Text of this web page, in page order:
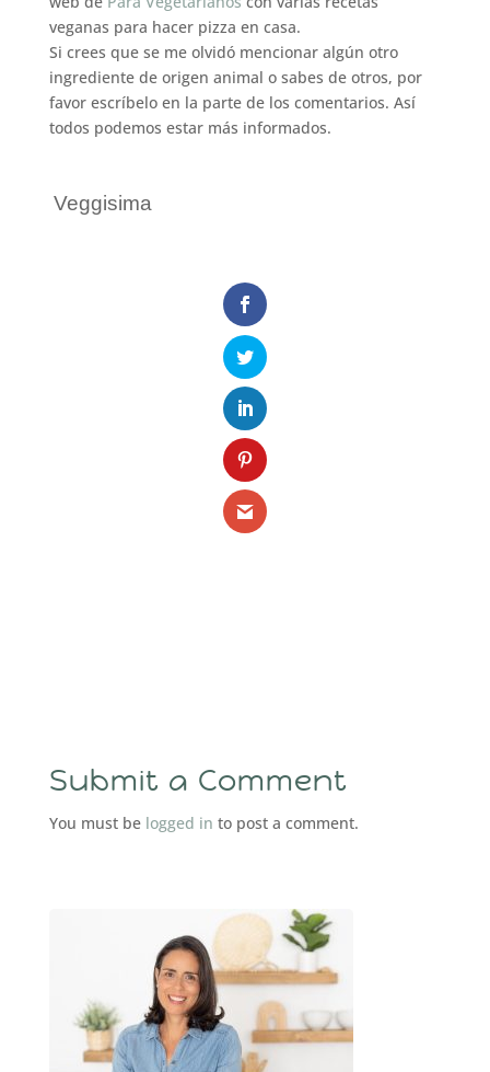
veganas para hacer pizza en casa.
Si crees que se me olvidó mencionar algún otro
ingrediente de origen animal o sabes de otros, por
favor escríbelo en la parte de los comentarios. Así
todos podemos estar más informados.
Veggisima
Submit a Comment
You must be logged in to post a comment.